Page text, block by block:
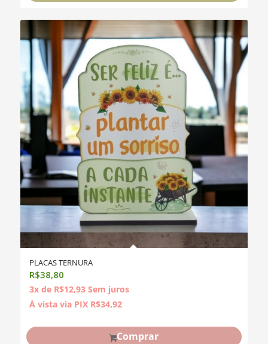
PLACAS TERNURA
R$38,80
3x de R$12,93 Sem juros
À vista via PIX R$34,92
Comprar